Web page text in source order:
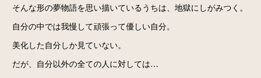
そんな形の夢物語を思い描いているうちは、地獄にしがみつく。
自分の中では我慢して頑張って優しい自分。
美化した自分しか見ていない。
だが、自分以外の全ての人に対しては…